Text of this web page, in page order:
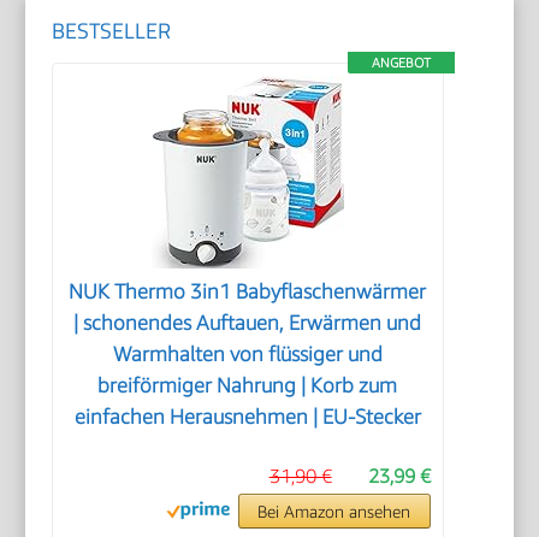
BESTSELLER
ANGEBOT
NUK Thermo 3in1 Babyflaschenwärmer
| schonendes Auftauen, Erwärmen und
Warmhalten von flüssiger und
breiförmiger Nahrung | Korb zum
einfachen Herausnehmen | EU-Stecker
23,99 €
31,90 €
Bei Amazon ansehen